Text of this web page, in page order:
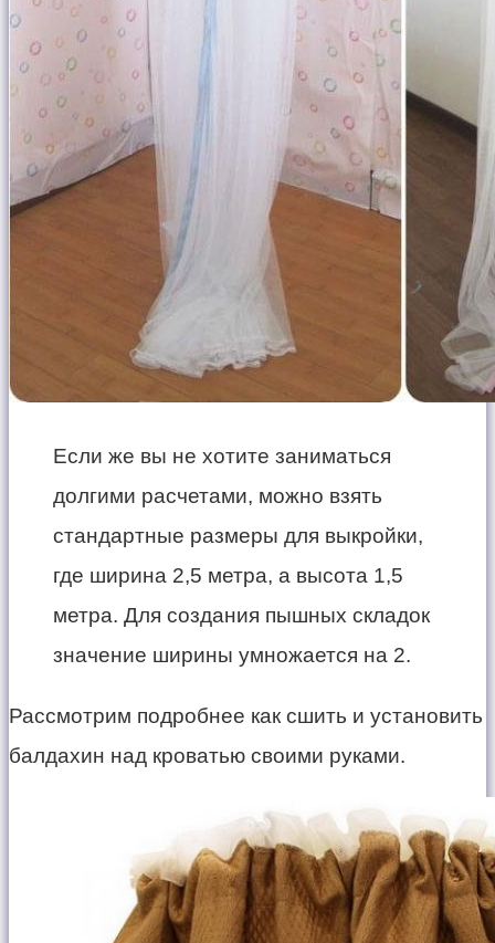
Если же вы не хотите заниматься
долгими расчетами, можно взять
стандартные размеры для выкройки,
где ширина 2,5 метра, а высота 1,5
метра. Для создания пышных складок
значение ширины умножается на 2.
Рассмотрим подробнее как сшить и установить
балдахин над кроватью своими руками.